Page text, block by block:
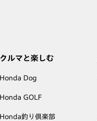
クルマと楽しむ
Honda Dog
Honda GOLF
Honda釣り倶楽部